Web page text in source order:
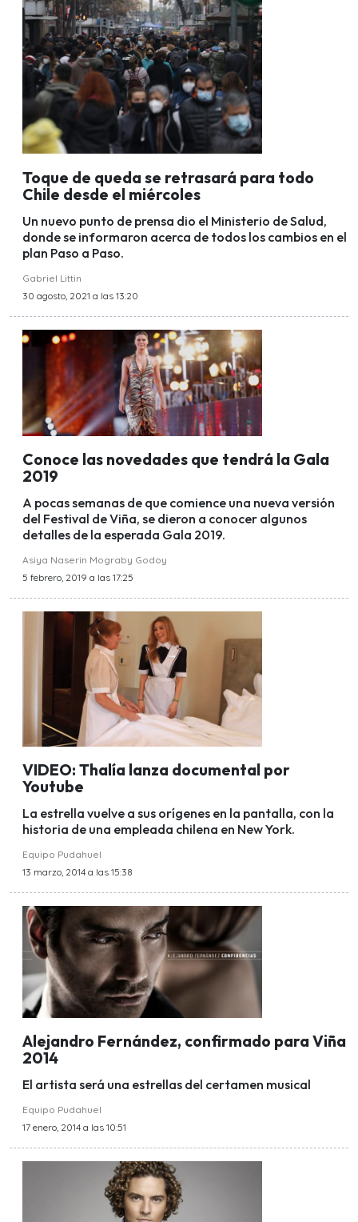
Toque de queda se retrasará para todo
Chile desde el miércoles
Un nuevo punto de prensa dio el Ministerio de Salud,
donde se informaron acerca de todos los cambios en el
plan Paso a Paso.
Gabriel Littin
30 agosto, 2021 a las 13:20
Conoce las novedades que tendrá la Gala
2019
A pocas semanas de que comience una nueva versión
del Festival de Viña, se dieron a conocer algunos
detalles de la esperada Gala 2019.
Asiya Naserin Mograby Godoy
5 febrero, 2019 a las 17:25
VIDEO: Thalía lanza documental por
Youtube
La estrella vuelve a sus orígenes en la pantalla, con la
historia de una empleada chilena en New York.
Equipo Pudahuel
13 marzo, 2014 a las 15:38
Alejandro Fernández, confirmado para Viña
2014
El artista será una estrellas del certamen musical
Equipo Pudahuel
17 enero, 2014 a las 10:51